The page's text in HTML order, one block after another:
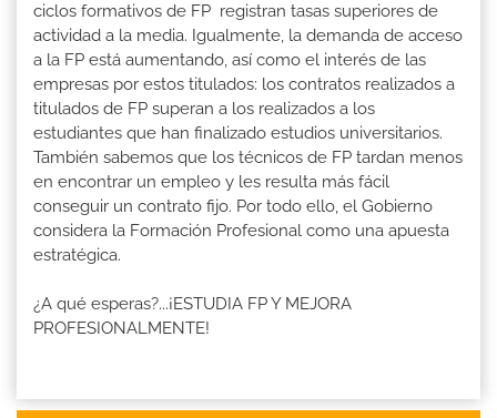
ciclos formativos de FP registran tasas superiores de
actividad a la media. Igualmente, la demanda de acceso
a la FP está aumentando, así como el interés de las
empresas por estos titulados: los contratos realizados a
titulados de FP superan a los realizados a los
estudiantes que han finalizado estudios universitarios.
También sabemos que los técnicos de FP tardan menos
en encontrar un empleo y les resulta más fácil
conseguir un contrato fijo. Por todo ello, el Gobierno
considera la Formación Profesional como una apuesta
estratégica.
¿A qué esperas?...¡ESTUDIA FP Y MEJORA
PROFESIONALMENTE!